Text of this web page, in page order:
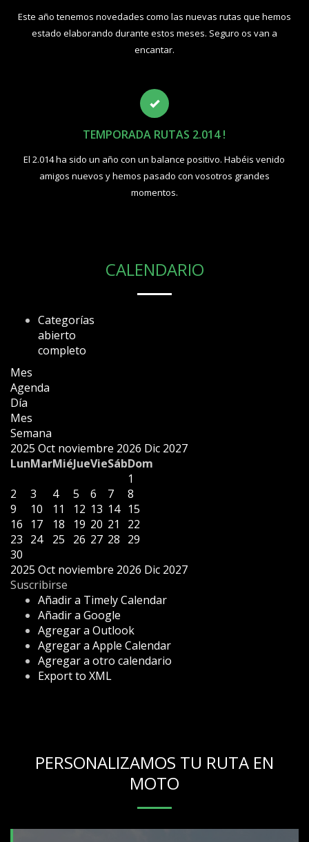
Este año tenemos novedades como las nuevas rutas que hemos
estado elaborando durante estos meses. Seguro os van a
encantar.
TEMPORADA RUTAS 2.014 !
El 2.014 ha sido un año con un balance positivo. Habéis venido
amigos nuevos y hemos pasado con vosotros grandes
momentos.
CALENDARIO
Categorías
abierto
completo
Mes
Agenda
Día
Mes
Semana
2025 Oct noviembre 2026 Dic 2027
LunMarMiéJueVieSábDom
1
2
3 4 5 6 7
8
9
10 11 12 13 14 15
16
17 18 19 20 21
22
23 24 25 26 27 28 29
30
2025 Oct noviembre 2026 Dic 2027
Suscribirse
Añadir a Timely Calendar
Añadir a Google
Agregar a Outlook
Agregar a Apple Calendar
Agregar a otro calendario
Export to XML
PERSONALIZAMOS TU RUTA EN
MOTO